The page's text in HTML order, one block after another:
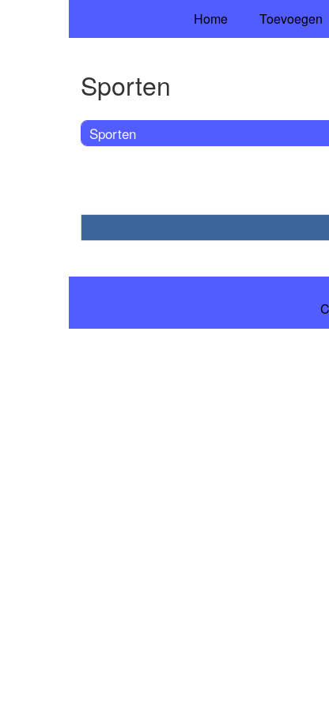
Home Toevoegen
Sporten
Sporten